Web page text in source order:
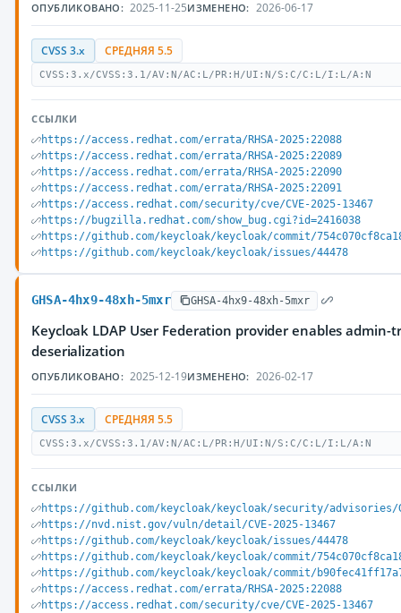
ОПУБЛИКОВАНО: 2025-11-25ИЗМЕНЕНО: 2026-06-17
CVSS 3.x СРЕДНЯЯ 5.5
CVSS:3.x/CVSS:3.1/AV:N/AC:L/PR:H/UI:N/S:C/C:L/I:L/A:N
ССЫЛКИ
https://access.redhat.com/errata/RHSA-2025:22088
https://access.redhat.com/errata/RHSA-2025:22089
https://access.redhat.com/errata/RHSA-2025:22090
https://access.redhat.com/errata/RHSA-2025:22091
https://access.redhat.com/security/cve/CVE-2025-13467
https://bugzilla.redhat.com/show_bug.cgi?id=2416038
https://github.com/keycloak/keycloak/commit/
https://github.com/keycloak/keycloak/issues/44478
GHSA-4hx9-48xh-5mxr GHSA-4hx9-48xh-5mxr
Keycloak LDAP User Federation provider enables admin-
deserialization
ОПУБЛИКОВАНО: 2025-12-19ИЗМЕНЕНО: 2026-02-17
CVSS 3.x СРЕДНЯЯ 5.5
CVSS:3.x/CVSS:3.1/AV:N/AC:L/PR:H/UI:N/S:C/C:L/I:L/A:N
ССЫЛКИ
https://github.com/keycloak/keycloak/security/advisories/
https://nvd.nist.gov/vuln/detail/CVE-2025-13467
https://github.com/keycloak/keycloak/issues/44478
https://github.com/keycloak/keycloak/commit/
https://github.com/keycloak/keycloak/commit/
https://access.redhat.com/errata/RHSA-2025:22088
https://access.redhat.com/security/cve/CVE-2025-13467